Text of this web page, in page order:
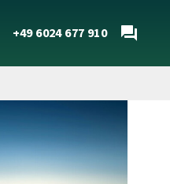
+49 6024 677 910